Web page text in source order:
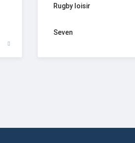
Rugby loisir
Seven